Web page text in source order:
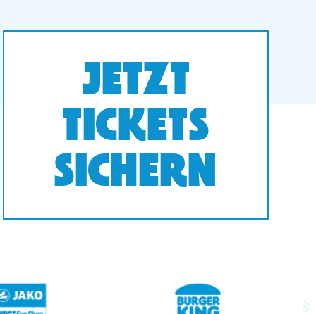
JETZT
TICKETS
SICHERN
next